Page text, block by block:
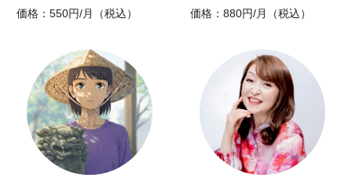
価格：550円/月（税込）
価格：880円/月（税込）